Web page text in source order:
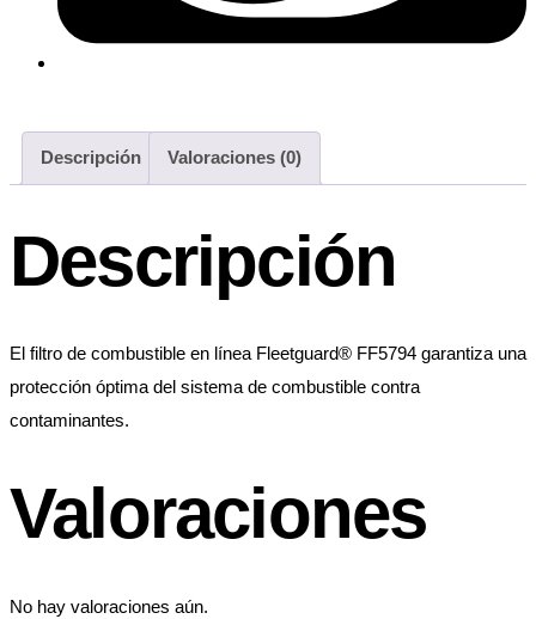
Descripción Valoraciones (0)
Descripción
El filtro de combustible en línea Fleetguard® FF5794 garantiza una
protección óptima del sistema de combustible contra
contaminantes.
Valoraciones
No hay valoraciones aún.